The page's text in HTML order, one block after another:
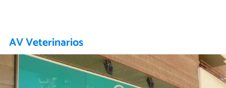
AV Veterinarios